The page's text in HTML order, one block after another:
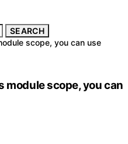
SEARCH
scope, you can use
module scope, you can